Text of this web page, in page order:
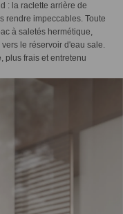
: la raclette arrière de
rendre impeccables. Toute
à saletés hermétique,
le réservoir d'eau sale.
plus frais et entretenu